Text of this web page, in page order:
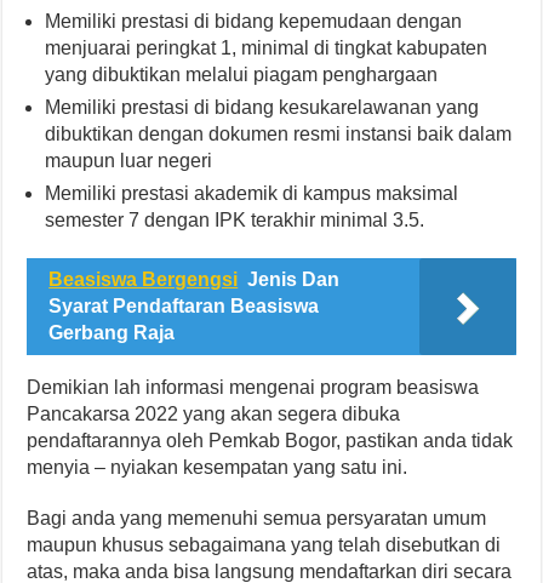
Memiliki prestasi di bidang kepemudaan dengan
menjuarai peringkat 1, minimal di tingkat kabupaten
yang dibuktikan melalui piagam penghargaan
Memiliki prestasi di bidang kesukarelawanan yang
dibuktikan dengan dokumen resmi instansi baik dalam
maupun luar negeri
Memiliki prestasi akademik di kampus maksimal
semester 7 dengan IPK terakhir minimal 3.5.
Beasiswa Bergengsi Jenis Dan
Syarat Pendaftaran Beasiswa
Gerbang Raja
Demikian lah informasi mengenai program beasiswa
Pancakarsa 2022 yang akan segera dibuka
pendaftarannya oleh Pemkab Bogor, pastikan anda tidak
menyia – nyiakan kesempatan yang satu ini.
Bagi anda yang memenuhi semua persyaratan umum
maupun khusus sebagaimana yang telah disebutkan di
atas, maka anda bisa langsung mendaftarkan diri secara